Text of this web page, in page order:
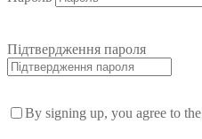
Підтвердження пароля
By signing up, you agree to the